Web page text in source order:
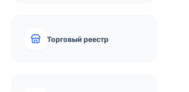
Торговый реестр